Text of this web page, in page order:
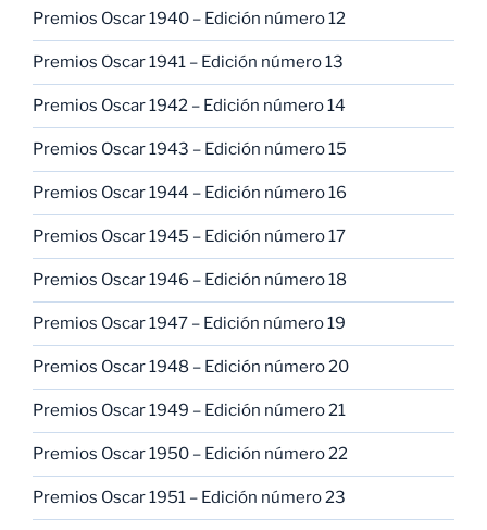
Premios Oscar 1940 – Edición número 12
Premios Oscar 1941 – Edición número 13
Premios Oscar 1942 – Edición número 14
Premios Oscar 1943 – Edición número 15
Premios Oscar 1944 – Edición número 16
Premios Oscar 1945 – Edición número 17
Premios Oscar 1946 – Edición número 18
Premios Oscar 1947 – Edición número 19
Premios Oscar 1948 – Edición número 20
Premios Oscar 1949 – Edición número 21
Premios Oscar 1950 – Edición número 22
Premios Oscar 1951 – Edición número 23